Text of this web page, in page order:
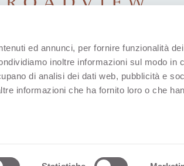
ed annunci, per fornire funzionalità
inoltre informazioni sul modo in
di analisi dei dati web, pubblicità e
informazioni che ha fornito loro o che
Erklärung Zum Datenschutz